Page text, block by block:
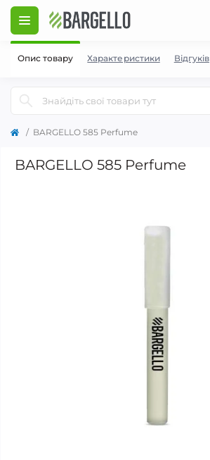
BARGELLO 585 Perfume
BARGELLO 585 Perfume
Опис товару Характеристики Відгуків